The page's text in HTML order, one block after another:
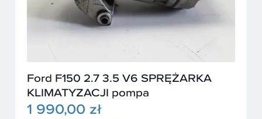
Ford F150 2.7 3.5 V6 SPRĘŻARKA
KLIMATYZACJI pompa
1 990,00 zł